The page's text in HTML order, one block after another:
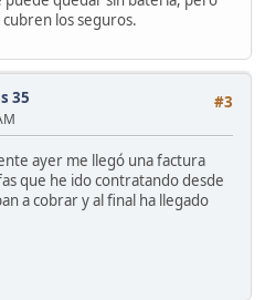
los seguros.
#3
35
ayer me llegó una factura
que he ido contratando desde
a cobrar y al final ha llegado